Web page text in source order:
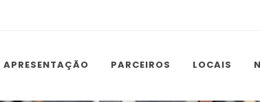
APRESENTAÇÃO PARCEIROS LOCAIS